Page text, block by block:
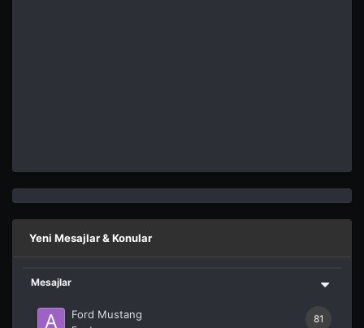
Yeni Mesajlar & Konular
Mesajlar
81
Ford Mustang